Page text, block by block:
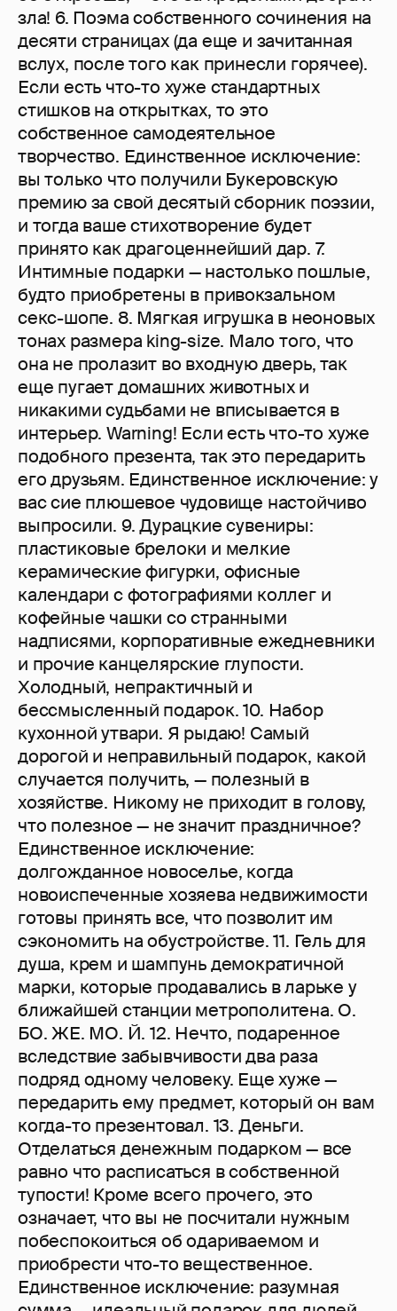
зла! 6. Поэма собственного сочинения на
десяти страницах (да еще и зачитанная
вслух, после того как принесли горячее).
Если есть что-то хуже стандартных
стишков на открытках, то это
собственное самодеятельное
творчество. Единственное исключение:
вы только что получили Букеровскую
премию за свой десятый сборник поэзии,
и тогда ваше стихотворение будет
принято как драгоценнейший дар. 7.
Интимные подарки — настолько пошлые,
будто приобретены в привокзальном
секс-шопе. 8. Мягкая игрушка в неоновых
тонах размера king-size. Мало того, что
она не пролазит во входную дверь, так
еще пугает домашних животных и
никакими судьбами не вписывается в
интерьер. Warning! Если есть что-то хуже
подобного презента, так это передарить
его друзьям. Единственное исключение: у
вас сие плюшевое чудовище настойчиво
выпросили. 9. Дурацкие сувениры:
пластиковые брелоки и мелкие
керамические фигурки, офисные
календари с фотографиями коллег и
кофейные чашки со странными
надписями, корпоративные ежедневники
и прочие канцелярские глупости.
Холодный, непрактичный и
бессмысленный подарок. 10. Набор
кухонной утвари. Я рыдаю! Самый
дорогой и неправильный подарок, какой
случается получить, — полезный в
хозяйстве. Никому не приходит в голову,
что полезное — не значит праздничное?
Единственное исключение:
долгожданное новоселье, когда
новоиспеченные хозяева недвижимости
готовы принять все, что позволит им
сэкономить на обустройстве. 11. Гель для
душа, крем и шампунь демократичной
марки, которые продавались в ларьке у
ближайшей станции метрополитена. О.
БО. ЖЕ. МО. Й. 12. Нечто, подаренное
вследствие забывчивости два раза
подряд одному человеку. Еще хуже —
передарить ему предмет, который он вам
когда-то презентовал. 13. Деньги.
Отделаться денежным подарком — все
равно что расписаться в собственной
тупости! Кроме всего прочего, это
означает, что вы не посчитали нужным
побеспокоиться об одариваемом и
приобрести что-то вещественное.
Единственное исключение: разумная